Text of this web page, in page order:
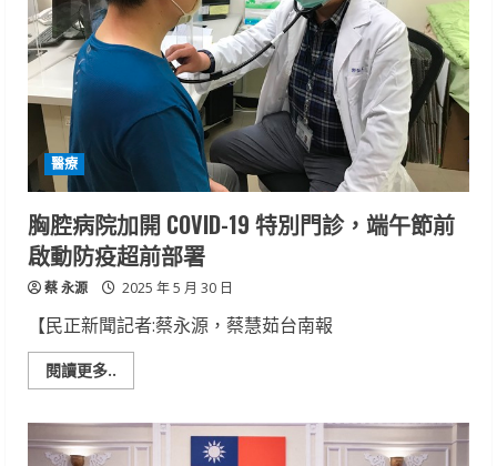
醫療
胸腔病院加開 COVID-19 特別門診，端午節前
啟動防疫超前部署
蔡 永源 2025 年 5 月 30 日
【民正新聞記者:蔡永源，蔡慧茹台南報
閱讀更多..
more
腔
病